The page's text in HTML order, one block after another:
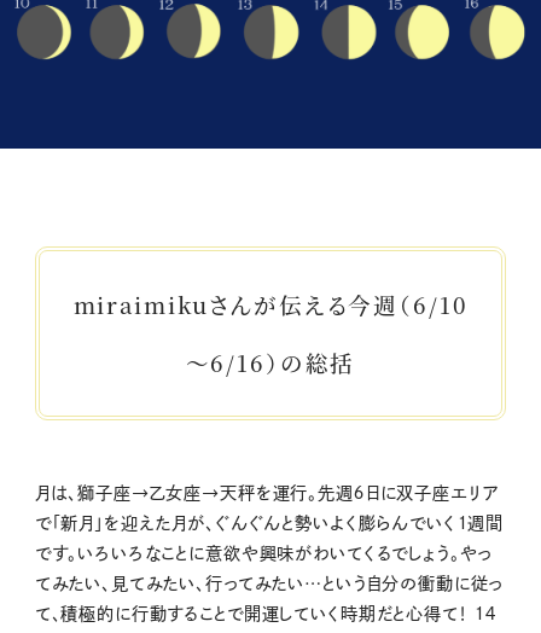
miraimikuさんが伝える今週（6/10
～6/16）の総括
月は、獅子座→乙女座→天秤を運行。先週６日に双子座エリア
で「新月」を迎えた月が、ぐんぐんと勢いよく膨らんでいく１週間
です。いろいろなことに意欲や興味がわいてくるでしょう。やっ
てみたい、見てみたい、行ってみたい…という自分の衝動に従っ
て、積極的に行動することで開運していく時期だと心得て！ １４